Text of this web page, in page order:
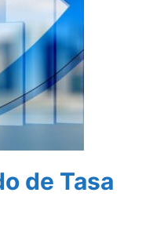
de Tasa